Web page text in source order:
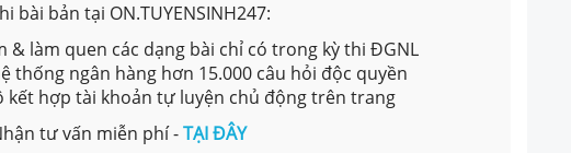
bản tại ON.TUYENSINH247:
làm quen các dạng bài chỉ có trong kỳ thi ĐGNL
thống ngân hàng hơn 15.000 câu hỏi độc quyền
kết hợp tài khoản tự luyện chủ động trên trang
tư vấn miễn phí -TẠI ĐÂY